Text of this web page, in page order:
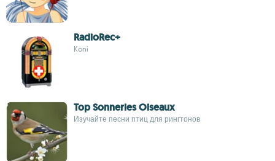
RadioRec+
Koni
Top Sonneries Oiseaux
Изучайте песни птиц для рингтонов